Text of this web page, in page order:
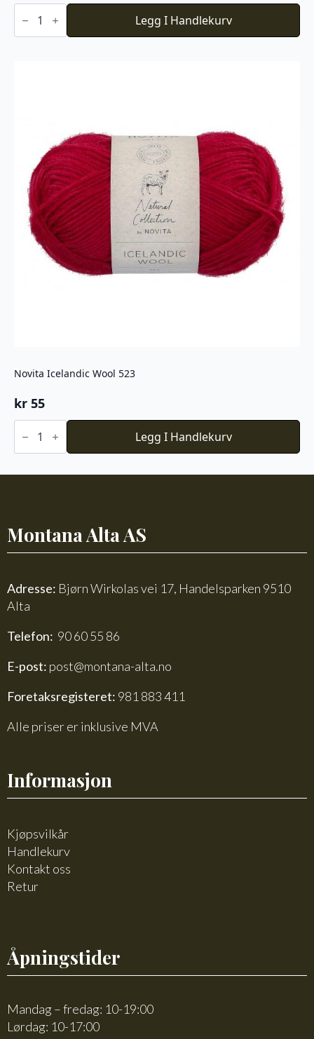
Du
Store
Faerytale
Legg I Handlekurv
Novita Icelandic Wool 523
kr 55
Novita
Icelandic
523
Legg I Handlekurv
Montana Alta AS
Adresse: Bjørn Wirkolas vei 17, Handelsparken 9510
Alta
Telefon: 90 60 55 86
E-post: post@montana-alta.no
Foretaksregisteret: 981 883 411
Alle priser er inklusive MVA
Informasjon
Kjøpsvilkår
Handlekurv
Kontakt oss
Retur
Åpningstider
Mandag – fredag: 10-19:00
Lørdag: 10-17:00